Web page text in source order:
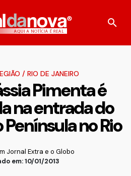
/ RIO DE JANEIRO
Pimenta é
na entrada do
no Rio
Jornal Extra e o Globo
em: 10/01/2013